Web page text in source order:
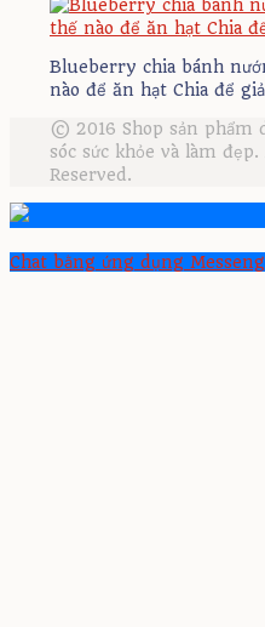
Blueberry chia bánh
nào để ăn hạt Chia để
© 2016 Shop sản phẩm
sóc sức khỏe và làm
Reserved.
Chat bằng ứng dụng